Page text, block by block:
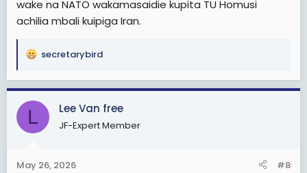
wake na NATO wakamasaidie kupita TU Homusi
achilia mbali kuipiga Iran.
R
a
c
i
s
secretarybird
L Lee Van free
JF-Expert Member
May 26, 2026 #8